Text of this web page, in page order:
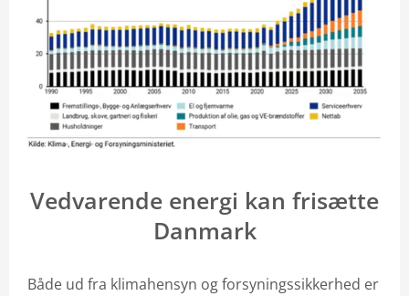
Vedvarende energi kan frisætte
Danmark
Både ud fra klimahensyn og forsyningssikkerhed er